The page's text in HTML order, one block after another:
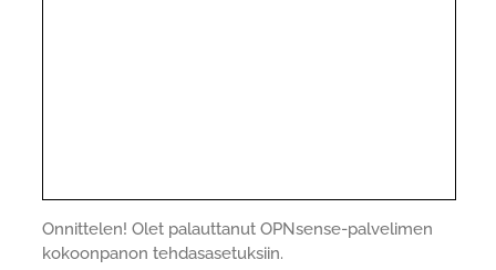
Onnittelen! Olet palauttanut OPNsense-palvelimen
kokoonpanon tehdasasetuksiin.